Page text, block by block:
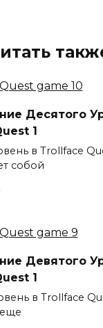
Десятого
1
в Trollface
собой
Девятого
1
в Trollface